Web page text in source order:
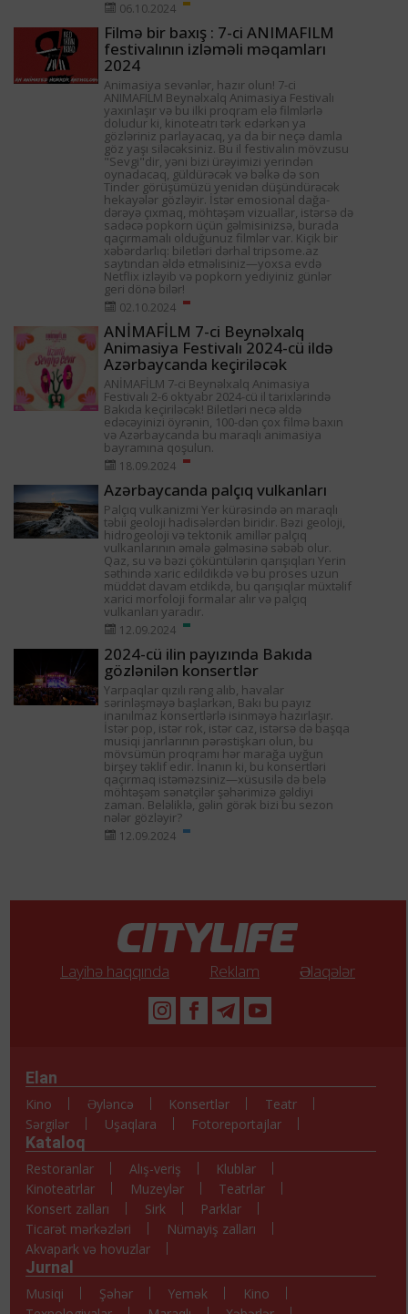
06.10.2024
Filmə bir baxış : 7-ci ANIMAFILM
festivalının izləməli məqamları
2024
Animasiya sevənlər, hazır olun! 7-ci
ANIMAFILM Beynəlxalq Animasiya Festivalı
yaxınlaşır və bu ilki proqram elə filmlərlə
doludur ki, kinoteatrı tərk edərkən ya
gözləriniz parlayacaq, ya da bir neçə damla
göz yaşı siləcəksiniz. Bu il festivalın mövzusu
"Sevgi"dir, yəni bizi ürəyimizi yerindən
oynadacaq, güldürəcək və bəlkə də son
Tinder görüşümüzü yenidən düşündürəcək
hekayələr gözləyir. İstər emosional dağa-
dərəyə çıxmaq, möhtəşəm vizuallar, istərsə də
sadəcə popkorn üçün gəlmisinizsə, burada
qaçırmamalı olduğunuz filmlər var. Kiçik bir
xəbərdarlıq: biletləri dərhal tripsome.az
saytından əldə etməlisiniz—yoxsa evdə
Netflix izləyib və popkorn yediyiniz günlər
geri dönə bilər!
02.10.2024
ANİMAFİLM 7-ci Beynəlxalq
Animasiya Festivalı 2024-cü ildə
Azərbaycanda keçiriləcək
ANİMAFİLM 7-ci Beynəlxalq Animasiya
Festivalı 2-6 oktyabr 2024-cü il tarixlərində
Bakıda keçiriləcək! Biletləri necə əldə
edəcəyinizi öyrənin, 100-dən çox filmə baxın
və Azərbaycanda bu maraqlı animasiya
bayramına qoşulun.
18.09.2024
Azərbaycanda palçıq vulkanları
Palçıq vulkanizmi Yer kürəsində ən maraqlı
təbii geoloji hadisələrdən biridir. Bəzi geoloji,
hidrogeoloji və tektonik amillər palçıq
vulkanlarının əmələ gəlməsinə səbəb olur.
Qaz, su və bəzi çöküntülərin qarışıqları Yerin
səthində xaric edildikdə və bu proses uzun
müddət davam etdikdə, bu qarışıqlar müxtəlif
xarici morfoloji formalar alır və palçıq
vulkanları yaradır.
12.09.2024
2024-cü ilin payızında Bakıda
gözlənilən konsertlər
Yarpaqlar qızılı rəng alıb, havalar
sərinləşməyə başlarkən, Bakı bu payız
inanılmaz konsertlərlə isinməyə hazırlaşır.
İstər pop, istər rok, istər caz, istərsə də başqa
musiqi janrlarının pərəstişkarı olun, bu
mövsümün proqramı hər marağa uyğun
birşey təklif edir. İnanın ki, bu konsertləri
qaçırmaq istəməzsiniz—xüsusilə də belə
möhtəşəm sənətçilər şəhərimizə gəldiyi
zaman. Beləliklə, gəlin görək bizi bu sezon
nələr gözləyir?
12.09.2024
Layihə haqqında Reklam Əlaqələr
Elan
Kino Əyləncə Konsertlər
Teatr
Sərgilər
Uşaqlara Fotoreportajlar
Kataloq
Restoranlar Alış-veriş
Klublar
Kinoteatrlar
Muzeylər
Teatrlar
Konsert zalları
Sirk
Parklar
Ticarət mərkəzləri
Nümayiş zalları
Akvapark və hovuzlar
Jurnal
Musiqi Şəhər Yemək
Kino